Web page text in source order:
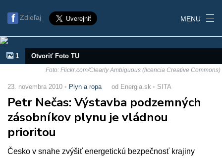
Zdieľaj MENU
1 Otvoriť Foto TU
Foto: Flickr.com/Clearly Ambiguous (licencia Creative Commons)
23. novembra 2010 Plyn a ropa od Energia.sk SITA
Petr Nečas: Výstavba podzemných
zásobníkov plynu je vládnou
prioritou
Česko v snahe zvýšiť energetickú bezpečnosť krajiny